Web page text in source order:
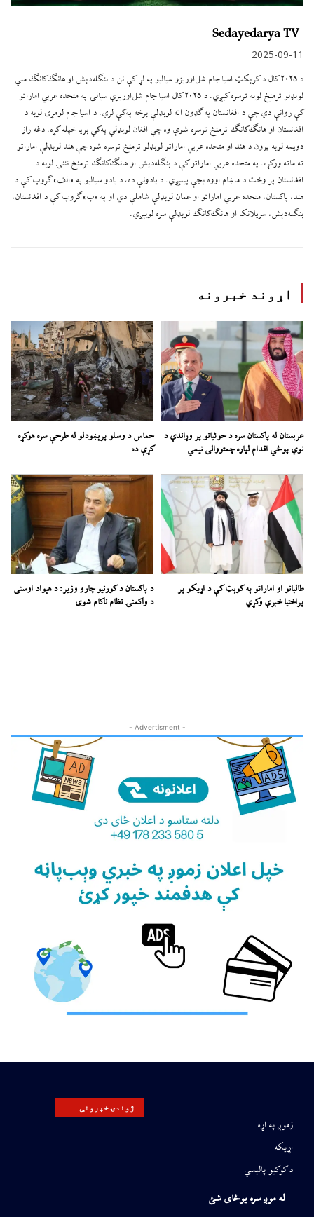
Sedayedarya TV
2025-09-11
د ۲۰۲۵ کال د کرېکټ اسیا جام شل‌اوریزو سیالیو په لړ کې نن د بنګله‌دېش او هانګ‌کانګ ملي
لوبډلو ترمنځ لوبه ترسره کېږي. د ۲۰۲۵ کال اسیا جام شل‌اوریزې سیالۍ په متحده عربي اماراتو
کې روانې دي چې د افغانستان په ګډون اته لوبډلې برخه په‌کې لري. د اسیا جام لومړۍ لوبه د
افغانستان او هانګ‌کانګ ترمنځ ترسره شوې وه چې افغان لوبډلې په‌کې بریا خپله کړه، دغه راز
دویمه لوبه پرون د هند او متحده عربي اماراتو لوبډلو ترمنځ ترسره شوه چې هند لوبډلې اماراتو
ته ماته ورکړه. په متحده عربي اماراتو کې د بنګله‌دېش او هانګ‌کانګ ترمنځ نننۍ لوبه د
افغانستان پر وخت د ماښام اووه بجې پیلېږي. د یادونې ده، د یادو سیالیو په «الف» ګروپ کې د
هند، پاکستان، متحده عربي اماراتو او عمان لوبډلې شاملې دي او په «ب» ګروپ کې د افغانستان،
بنګله‌دېش، سریلانکا او هانګ‌کانګ لوبډلې سره لوبېږي.
اړوند خبرونه
عربستان له پاکستان سره د حوثیانو پر وړاندې د
نوي پوځي اقدام لپاره چمتووالی نیسي
حماس د وسلو پرېښودلو له طرحې سره هوکړه
کړې ده
طالبانو او اماراتو په کوېټ کې د اړیکو پر
پراختیا خبرې وکړي
د پاکستان د کورنیو چارو وزیر: د هېواد اوسنی
د واکمنۍ نظام ناکام شوی
- Advertisment -
ژوندۍ خپرونې
زموږ په اړه
اړیکه
د کوکیو پالیسي
له موږ سره یوځای شئ